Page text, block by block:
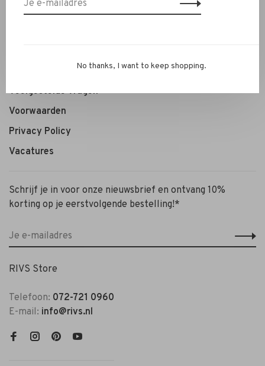
Contact
Personal Styling / Private Shopping
Veelgestelde vragen
Voorwaarden
Privacy Policy
Vacatures
Schrijf je in voor onze nieuwsbrief en ontvang 10%
korting op je eerstvolgende bestelling!*
RIVS Store
Telefoon: 072-721 0960
E-mail: info@rivs.nl
No thanks, I want to keep shopping.